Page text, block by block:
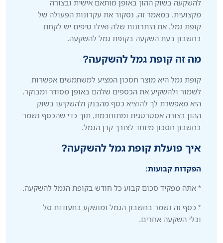
להשקעה בשוק ההון באופן מותאם אישית ובצורה
מקצועית. במאמר זה, נסקור את עקרונות הפעולה של
קופת גמל, את היתרונות שלה ואילו טיפים יש לקחת
בחשבון בעת השקעה בקופת גמל להשקעה.
מה זה קופת גמל להשקעה?
קופת גמל היא מוצר חסכון המציע למשתמשים אפשרות
לשמור ולהשקיע את הכספים שלהם באופן מסודר ומבוקר.
היא מאפשרת לך להוציא כסף מהבנק ולהשקיעו בשוק
ההון בצורה אסטרטגית ומתוחכמת, תוך כדי שהכסף נשמר
בחשבון חסכון מיוחד לצורך קרן הגמל.
איך פועלת קופת גמל להשקעה?
הפקדות קבועות:
* אתה מפקיד סכום קבוע כל חודש בקופת הגמל להשקעה.
* כסף זה נשמר בחשבון הגמל ומושקע בתעודות סל
וכלי השקעה אחרים.